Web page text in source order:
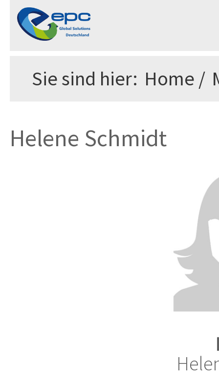
Sie sind hier: Home /
Helene Schmidt